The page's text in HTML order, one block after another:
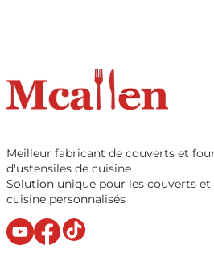
Meilleur fabricant de couverts et
d'ustensiles de cuisine
Solution unique pour les couverts et
cuisine personnalisés